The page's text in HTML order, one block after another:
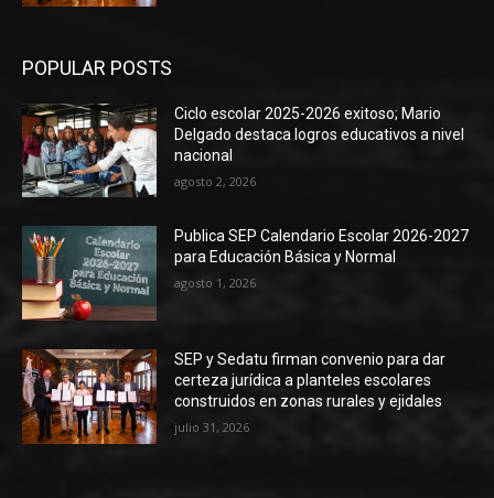
POPULAR POSTS
Ciclo escolar 2025-2026 exitoso; Mario
Delgado destaca logros educativos a nivel
nacional
agosto 2, 2026
Publica SEP Calendario Escolar 2026-2027
para Educación Básica y Normal
agosto 1, 2026
SEP y Sedatu firman convenio para dar
certeza jurídica a planteles escolares
construidos en zonas rurales y ejidales
julio 31, 2026